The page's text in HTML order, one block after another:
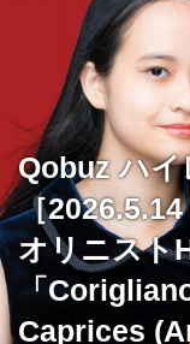
Qobuz ハ
［
オリニスト
「
Caprices